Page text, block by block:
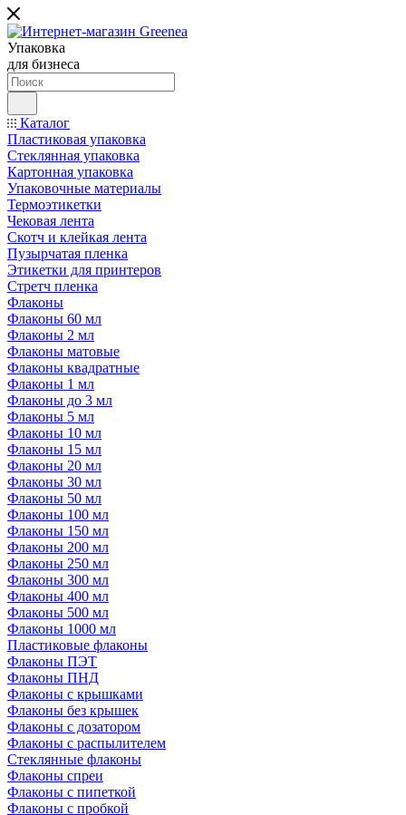
Упаковка
для бизнеса
Каталог
Пластиковая упаковка
Стеклянная упаковка
Картонная упаковка
Упаковочные материалы
Термоэтикетки
Чековая лента
Скотч и клейкая лента
Пузырчатая пленка
Этикетки для принтеров
Стретч пленка
Флаконы
Флаконы 60 мл
Флаконы 2 мл
Флаконы матовые
Флаконы квадратные
Флаконы 1 мл
Флаконы до 3 мл
Флаконы 5 мл
Флаконы 10 мл
Флаконы 15 мл
Флаконы 20 мл
Флаконы 30 мл
Флаконы 50 мл
Флаконы 100 мл
Флаконы 150 мл
Флаконы 200 мл
Флаконы 250 мл
Флаконы 300 мл
Флаконы 400 мл
Флаконы 500 мл
Флаконы 1000 мл
Пластиковые флаконы
Флаконы ПЭТ
Флаконы ПНД
Флаконы с крышками
Флаконы без крышек
Флаконы с дозатором
Флаконы с распылителем
Стеклянные флаконы
Флаконы cпреи
Флаконы с пипеткой
Флаконы с пробкой